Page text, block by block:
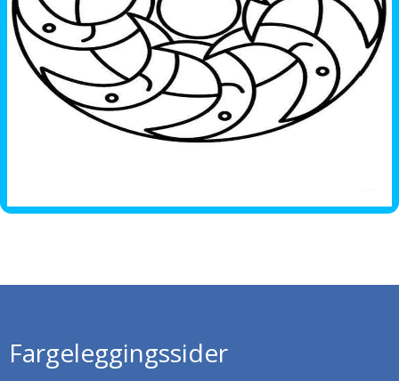
Fargeleggingssider